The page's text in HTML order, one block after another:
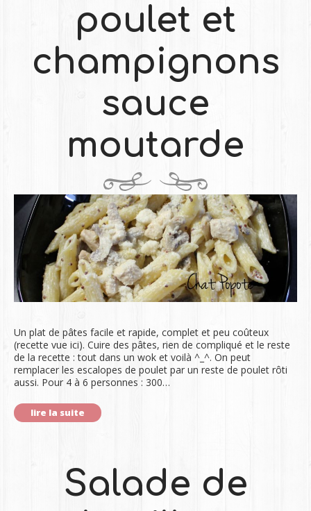
poulet et
champignons
sauce
moutarde
Un plat de pâtes facile et rapide, complet et peu coûteux
(recette vue ici). Cuire des pâtes, rien de compliqué et le reste
de la recette : tout dans un wok et voilà ^_^. On peut
remplacer les escalopes de poulet par un reste de poulet rôti
aussi. Pour 4 à 6 personnes : 300…
lire la suite
Salade de